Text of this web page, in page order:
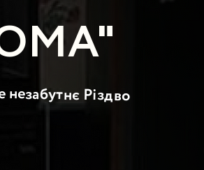
незабутнє Різдво